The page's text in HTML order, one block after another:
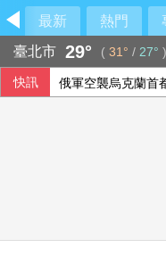
最新 熱門
臺北市 29° ( 31° / 27° )
快訊 俄軍空襲烏克蘭